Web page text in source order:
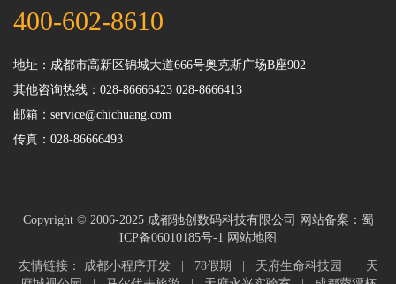
400-602-8610
地址：成都市高新区锦城大道666号奥克斯广场B座902
其他咨询热线：028-86666423 028-8666413
邮箱：service@chichuang.com
传真：028-86666493
Copyright © 2006-2025 成都驰创数码科技有限公司 网站备案： 蜀
ICP备06010185号-1 网站地图
友情链接： 成都小程序开发 78假期 天府生命科技园
天